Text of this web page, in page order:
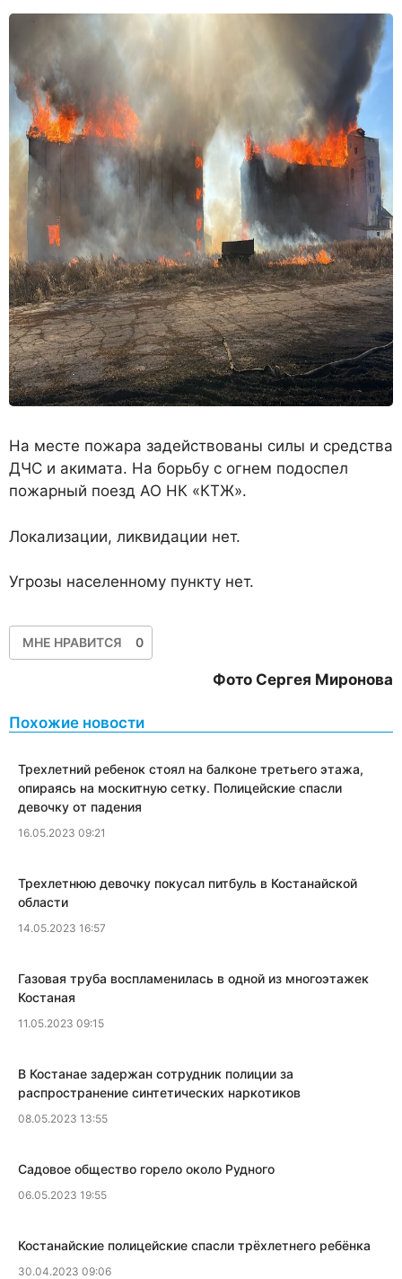
На месте пожара задействованы силы и средства
ДЧС и акимата. На борьбу с огнем подоспел
пожарный поезд АО НК «КТЖ».
Локализации, ликвидации нет.
Угрозы населенному пункту нет.
МНЕ НРАВИТСЯ 0
Фото Сергея Миронова
Похожие новости
Трехлетний ребенок стоял на балконе третьего этажа,
опираясь на москитную сетку. Полицейские спасли
девочку от падения
16.05.2023 09:21
​Трехлетнюю девочку покусал питбуль в Костанайской
области
14.05.2023 16:57
​Газовая труба воспламенилась в одной из многоэтажек
Костаная
11.05.2023 09:15
В Костанае задержан сотрудник полиции за
распространение синтетических наркотиков
08.05.2023 13:55
Садовое общество горело около Рудного
06.05.2023 19:55
Костанайские полицейские спасли трёхлетнего ребёнка
30.04.2023 09:06